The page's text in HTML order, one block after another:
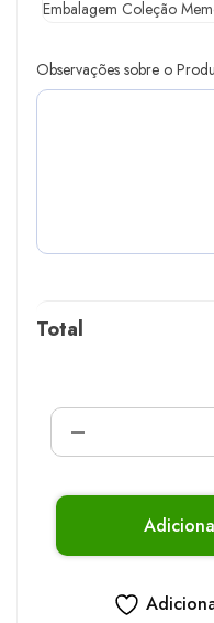
Embalagem Coleção
Observações sobre o
Total